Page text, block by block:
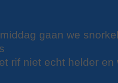
gaan we
rif niet echt helder